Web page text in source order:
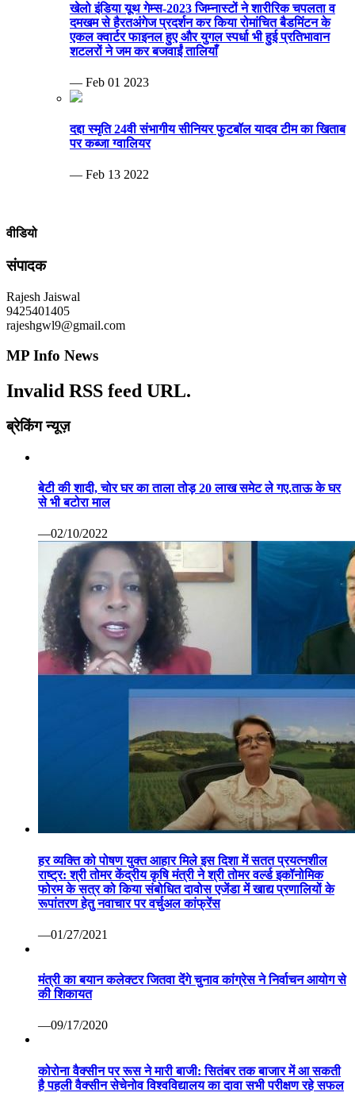
खेलो इंडिया यूथ गेम्स-2023 जिम्नास्टों ने शारीरिक चपलता व
दमखम से हैरतअंगेज प्रदर्शन कर किया रोमांचित बैडमिंटन के
एकल क्वार्टर फाइनल हुए और युगल स्पर्धा भी हुई प्रतिभावान
शटलरों ने जम कर बजवाईं तालियाँ
— Feb 01 2023
दद्दा स्मृति 24वी संभागीय सीनियर फुटबॉल यादव टीम का खिताब
पर कब्जा ग्वालियर
— Feb 13 2022
वीडियो
संपादक
Rajesh Jaiswal
9425401405
rajeshgwl9@gmail.com
MP Info News
Invalid RSS feed URL.
ब्रेकिंग न्यूज़
बेटी की शादी, चोर घर का ताला तोड़ 20 लाख समेट ले गए.ताऊ के घर
से भी बटोरा माल
—02/10/2022
हर व्यक्ति को पोषण युक्त आहार मिले इस दिशा में सतत प्रयत्नशील
राष्ट्र: श्री तोमर केंद्रीय कृषि मंत्री ने श्री तोमर वर्ल्ड इकॉनोमिक
फोरम के सत्र को किया संबोधित दावोस एजेंडा में खाद्य प्रणालियों के
रूपांतरण हेतु नवाचार पर वर्चुअल कांफ्रेंस
—01/27/2021
मंत्री का बयान कलेक्टर जितवा देंगे चुनाव कांग्रेस ने निर्वाचन आयोग से
की शिकायत
—09/17/2020
कोरोना वैक्सीन पर रूस ने मारी बाजी: सितंबर तक बाजार में आ सकती
है पहली वैक्सीन सेचेनोव विश्वविद्यालय का दावा सभी परीक्षण रहे सफल